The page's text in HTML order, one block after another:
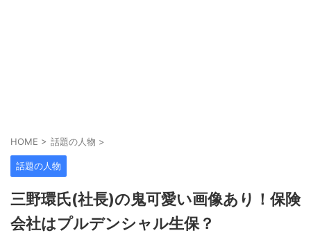
HOME > 話題の人物 >
話題の人物
三野環氏(社長)の鬼可愛い画像あり！保険
会社はプルデンシャル生保？